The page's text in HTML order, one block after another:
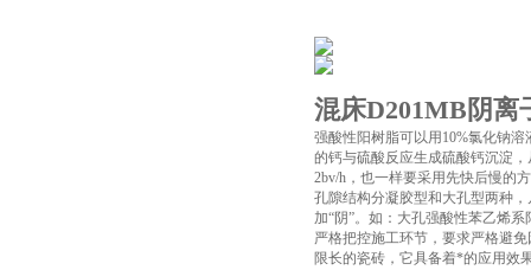
混床D201MB阴离
强酸性阳树脂可以用10%氯化钠
的钙与硫酸反应生成硫酸钙沉淀
2bv/h，也一样要采用先快后慢的
孔隙结构分凝胶型和大孔型两种
加“阴”。如：大孔强酸性苯乙烯
严格把控施工环节，要求严格避
限长的瓷砖，它具备着*的应用效